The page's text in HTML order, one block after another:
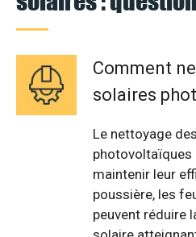
Comment
solaires
Le nettoyage
photovoltaïques
maintenir leur
poussière, les
peuvent réduire